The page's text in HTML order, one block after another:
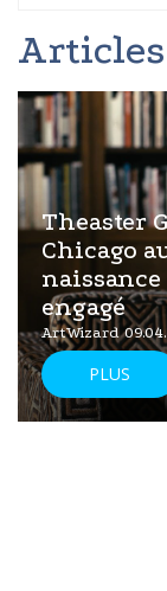
Articles
Theaster
Chicago
engagé
ArtWizard
PLUS